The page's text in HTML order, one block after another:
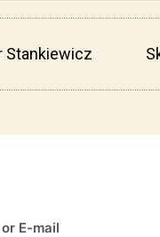
Stankiewicz
E-mail